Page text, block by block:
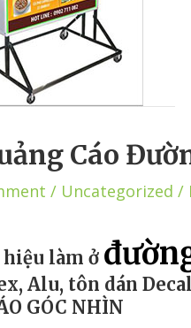
Cáo
/ Uncategorized /
hiệu làm ở
Alu, tôn dán
GÓC NHÌN